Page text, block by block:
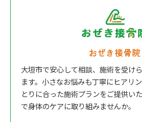
おぜき接骨院
大垣市で安心して相談、施術を受け
ます。小さなお悩みも丁寧にヒアリ
とりに合った施術プランをご提供い
で身体のケアに取り組みませんか。